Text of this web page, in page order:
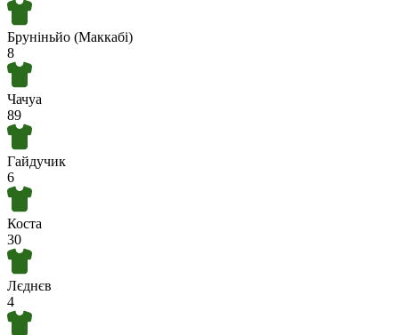
Бруніньйо (Маккабі)
8
Чачуа
89
Гайдучик
6
Коста
30
Лєднєв
4